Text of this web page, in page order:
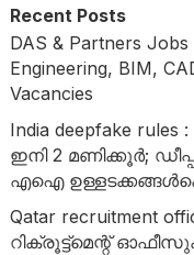
Recent Posts
DAS & Partners
Engineering, BIM,
Vacancies
India deepfake rules
ഇനി 2 മണിക്കൂർ;
എഐ
Qatar recruitment
റിക്രൂട്ട്‌മെന്റ്